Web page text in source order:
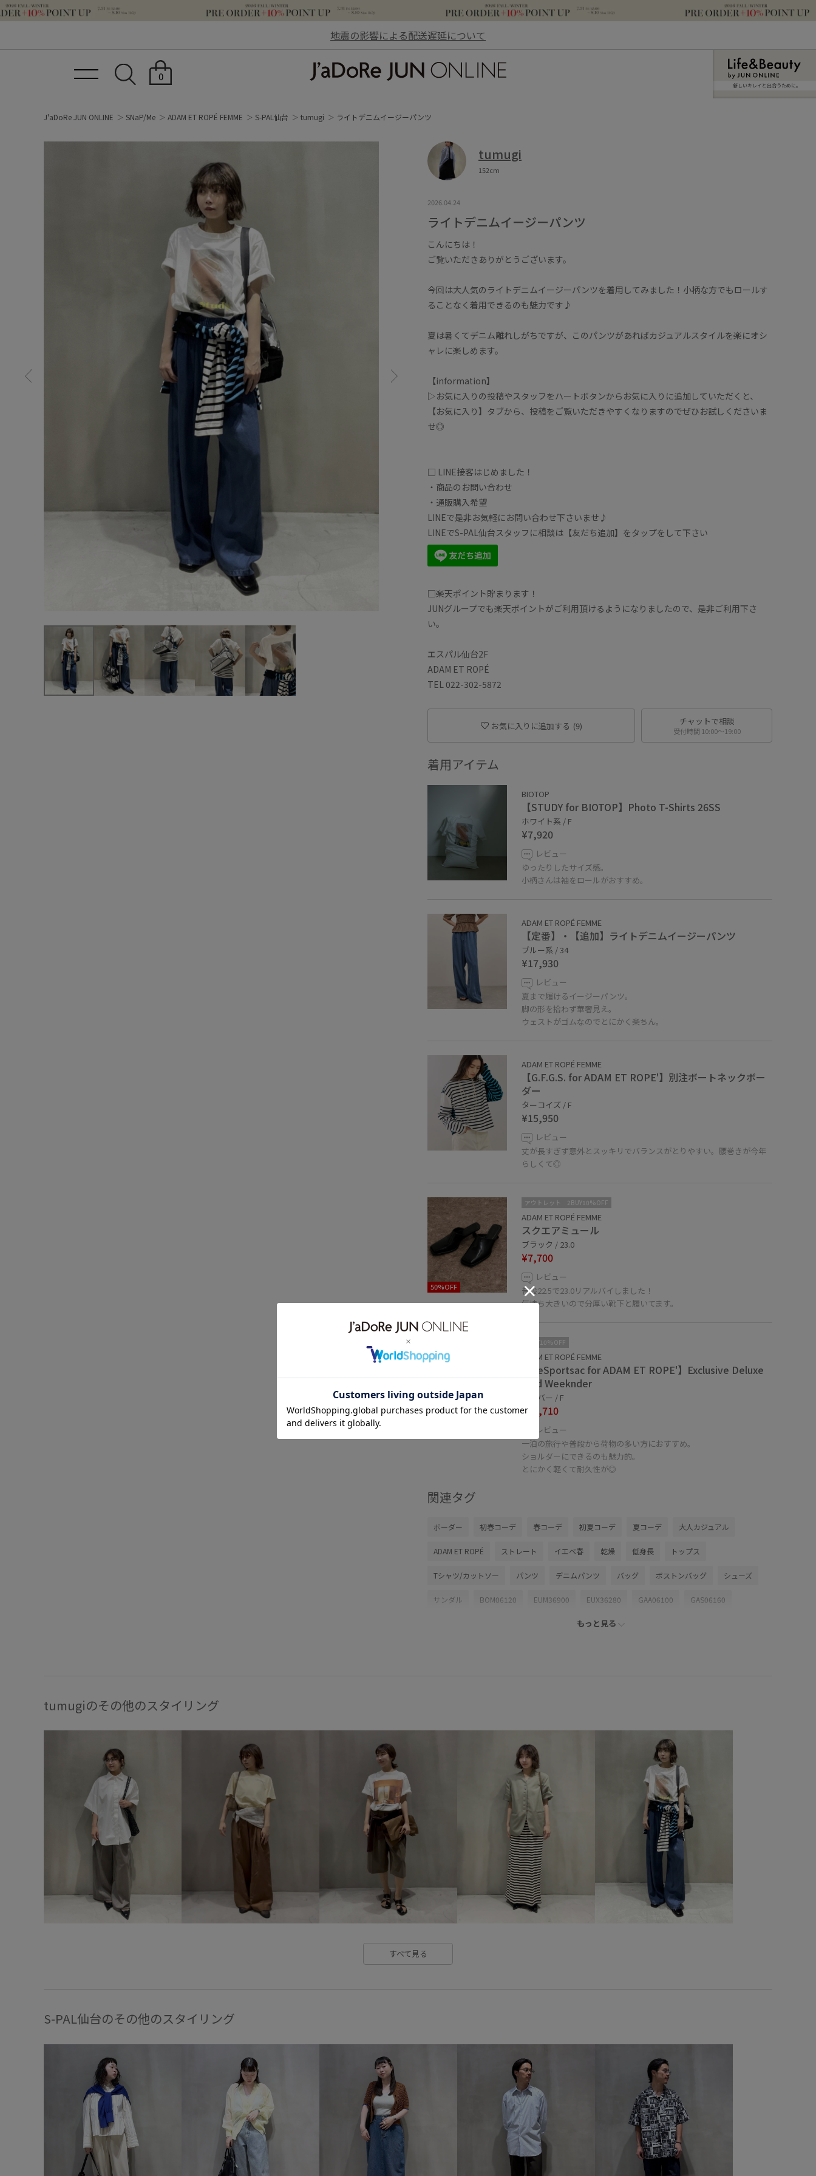
地震の影響による配送遅延について
0
新しいキレイと出合うために。
J'aDoRe JUN ONLINE SNaP/Me ADAM ET ROPÉ FEMME S-PAL仙台 tumugi ライトデニムイージーパンツ
tumugi
152cm
2026.04.24
ライトデニムイージーパンツ
こんにちは！
ご覧いただきありがとうございます。
今回は大人気のライトデニムイージーパンツを着用してみました！小柄な方でもロールす
ることなく着用できるのも魅力です♪
夏は暑くてデニム離れしがちですが、このパンツがあればカジュアルスタイルを楽にオシ
ャレに楽しめます。
【information】
▷お気に入りの投稿やスタッフをハートボタンからお気に入りに追加していただくと、
【お気に入り】タブから、投稿をご覧いただきやすくなりますのでぜひお試しくださいま
せ◎
□ LINE接客はじめました！
・商品のお問い合わせ
・通販購入希望
LINEで是非お気軽にお問い合わせ下さいませ♪
LINEでS-PAL仙台スタッフに相談は【友だち追加】をタップをして下さい
□楽天ポイント貯まります！
JUNグループでも楽天ポイントがご利用頂けるようになりましたので、是非ご利用下さ
い。
エスパル仙台2F
ADAM ET ROPÉ
TEL 022-302-5872
お気に入りに追加する (9) チャットで相談
受付時間 10:00〜19:00
着用アイテム
BIOTOP
【STUDY for BIOTOP】Photo T-Shirts 26SS
ホワイト系 / F
¥7,920
レビュー
ゆったりしたサイズ感。
小柄さんは袖をロールがおすすめ。
ADAM ET ROPÉ FEMME
【定番】・【追加】ライトデニムイージーパンツ
ブルー系 / 34
¥17,930
レビュー
夏まで履けるイージーパンツ。
脚の形を拾わず華奢見え。
ウェストがゴムなのでとにかく楽ちん。
ADAM ET ROPÉ FEMME
【G.F.G.S. for ADAM ET ROPE'】別注ボートネックボー
ダー
ターコイズ / F
¥15,950
レビュー
丈が長すぎず意外とスッキリでバランスがとりやすい。腰巻きが今年
らしくて◎
50%OFF
アウトレット 2BUY10%OFF
ADAM ET ROPÉ FEMME
スクエアミュール
ブラック / 23.0
¥7,700
レビュー
普段22.5で23.0リアルバイしました！
気持ち大きいので分厚い靴下と履いてます。
2BUY10%OFF
ADAM ET ROPÉ FEMME
【LeSportsac for ADAM ET ROPE'】Exclusive Deluxe
Med Weeknder
シルバー / F
¥17,710
レビュー
一泊の旅行や普段から荷物の多い方におすすめ。
ショルダーにできるのも魅力的。
とにかく軽くて耐久性が◎
関連タグ
ボーダー 初春コーデ 春コーデ 初夏コーデ 夏コーデ 大人カジュアル
ADAM ET ROPÉ ストレート イエベ春 乾燥 低身長 トップス
Tシャツ/カットソー パンツ デニムパンツ バッグ ボストンバッグ シューズ
サンダル BOM06120 EUM36900 EUX36280 GAA06100 GAS06160
2026ceremonybi_item 26SSceremony
ウエストがゴム オーガニック
シャツ スクエアトゥ ストラップ
タック ナイロン ニット
フェイクレザー ペプラム
ポーチ モード ルーズ
レザー調 内ポケット
安定感 安定感のあるヒール 春夏のスタイリング
美シルエット 軽い着心地
もっと見る
tumugiのその他のスタイリング
すべて見る
S-PAL仙台のその他のスタイリング